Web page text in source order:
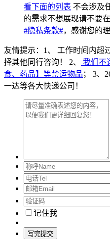
看下面的列表 不会涉及
的需求不想展现请不要
#隐私条款#，感谢您的
友情提示：1、
工作时间内超
择其他同行咨询！
2、
我们不
食、药品】等禁运物品 ； 3、
一达等各大快递公司！
记住我